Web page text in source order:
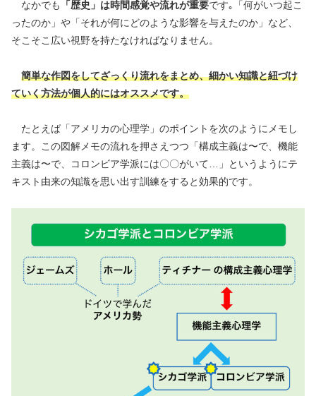
なかでも 「歴史」は時間感覚や流れが重要です｡「何がいつ起こ
ったのか」や「それが何にどのような影響を与えたのか」など、
そこそこ広い視野を持たなければなりません。
簡単な作図をしてざっくり流れをまとめ、細かい知識と紐づけ
ていく方法が個人的にはオススメです。
たとえば「アメリカの心理学」のポイントを次のようにメモし
ます。この図解メモの流れを押さえつつ「構成主義は〜で、機能
主義は〜で、コロンビア学派には〇〇がいて…」というようにテ
キスト由来の知識を思い出す訓練をすると効果的です。